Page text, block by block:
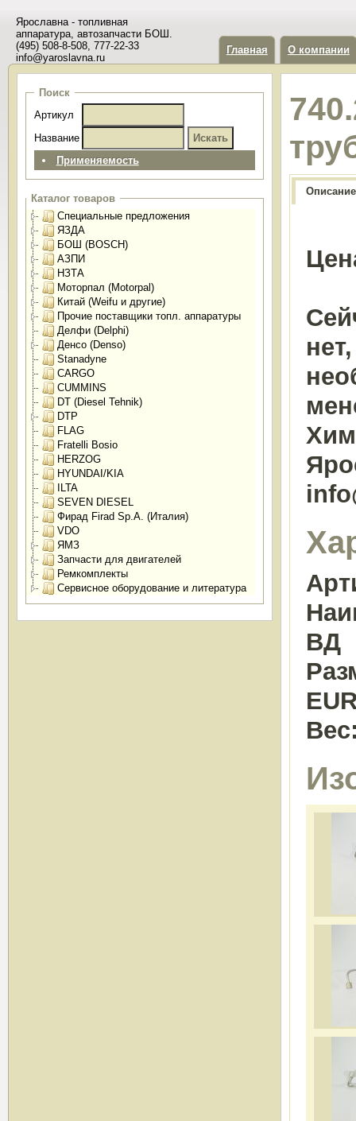
Ярославна - топливная
аппаратура, автозапчасти БОШ.
(495) 508-8-508, 777-22-33
info@yaroslavna.ru
Главная О компании
Поиск
Артикул
Название
Применяемость
Каталог товаров
Специальные предложения
ЯЗДА
БОШ (BOSCH)
АЗПИ
НЗТА
Моторпал (Motorpal)
Китай (Weifu и другие)
Прочие поставщики топл. аппаратуры
Делфи (Delphi)
Денсо (Denso)
Stanadyne
CARGO
CUMMINS
DT (Diesel Tehnik)
DTP
FLAG
Fratelli Bosio
HERZOG
HYUNDAI/KIA
ILTA
SEVEN DIESEL
Фирад Firad Sp.A. (Италия)
VDO
ЯМЗ
Запчасти для двигателей
Ремкомплекты
Сервисное оборудование и литература
Описание
ВД